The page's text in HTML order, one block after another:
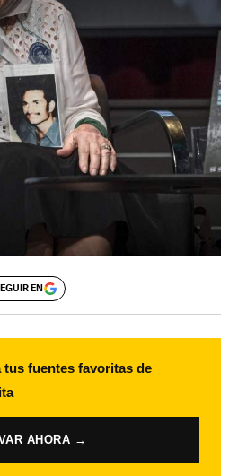
EN
tus fuentes favoritas de
AHORA →